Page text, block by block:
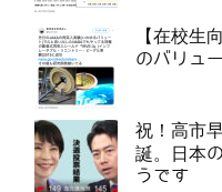
【在校生
のバリュ
祝！高市
誕。日本
うです